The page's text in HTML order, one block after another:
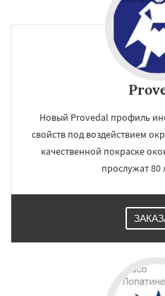
Новый Provedal профиль
свойств под воздействием
качественной покраске
прослужат 80